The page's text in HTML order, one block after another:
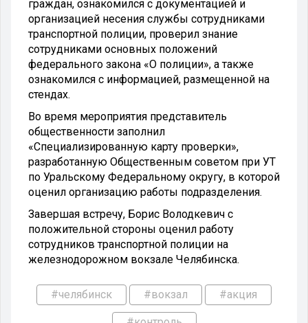
граждан, ознакомился с документацией и
организацией несения службы сотрудниками
транспортной полиции, проверил знание
сотрудниками основных положений
федерального закона «О полиции», а также
ознакомился с информацией, размещенной на
стендах.
Во время мероприятия представитель
общественности заполнил
«Специализированную карту проверки»,
разработанную Общественным советом при УТ
по Уральскому Федеральному округу, в которой
оценил организацию работы подразделения.
Завершая встречу, Борис Володкевич с
положительной стороны оценил работу
сотрудников транспортной полиции на
железнодорожном вокзале Челябинска.
#челябинск #вокзал #акция